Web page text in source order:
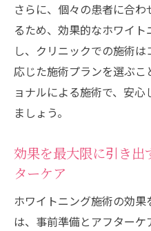
さらに、個々の患者に合
るため、効果的なホワイ
し、クリニックでの施術
応じた施術プランを選ぶ
ョナルによる施術で、安
ましょう。
効果を最大限に引き出
ターケア
ホワイトニング施術の効
は、事前準備とアフター